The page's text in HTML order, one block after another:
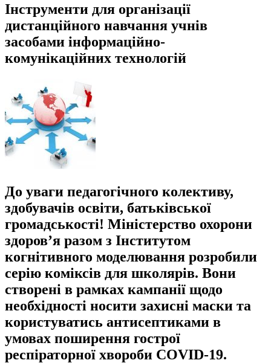
Інструменти для організації
дистанційного навчання учнів
засобами інформаційно-
комунікаційних технологій
До уваги педагогічного колективу,
здобувачів освіти, батьківської
громадськості! Міністерство охорони
здоров’я разом з Інститутом
когнітивного моделювання розробили
серію коміксів для школярів. Вони
створені в рамках кампанії щодо
необхідності носити захисні маски та
користуватись антисептиками в
умовах поширення гострої
респіраторної хвороби COVID-19.